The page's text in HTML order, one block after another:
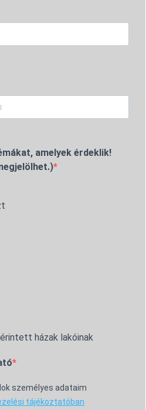
amelyek érdeklik!
házak lakóinak
személyes adataim
tájékoztatóban